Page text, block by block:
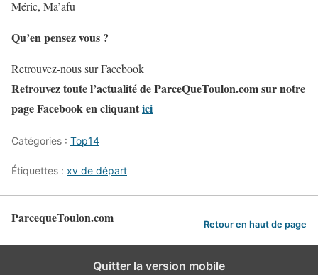
Méric, Ma’afu
Qu’en pensez vous ?
Retrouvez-nous sur Facebook
Retrouvez toute l’actualité de ParceQueToulon.com sur notre
page Facebook en cliquantici
Catégories : Top14
Étiquettes : xv de départ
ParcequeToulon.com Retour en haut de page
Quitter la version mobile